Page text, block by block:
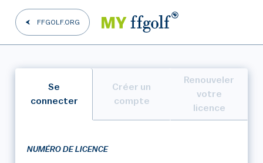
FFGOLF.ORG
Se
connecter
Créer un
compte
Renouveler
votre
licence
NUMÉRO DE LICENCE